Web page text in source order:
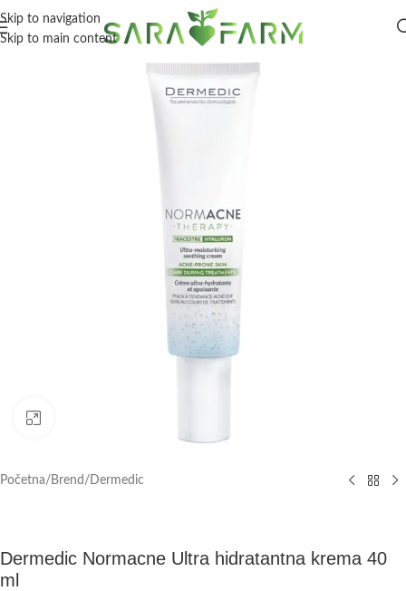
Skip to navigation
Skip to main content
Početna/ Brend / Dermedic
Dermedic Normacne Ultra hidratantna krema 40
ml